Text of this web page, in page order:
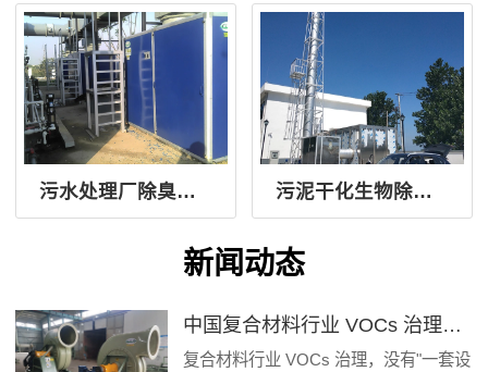
污水处理厂除臭风机 污泥干化生物除臭系统
新闻动态
中国复合材料行业 VOCs 治理，路在何方？
复合材料行业 VOCs 治理，没有"一套设